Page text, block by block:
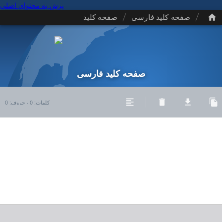
پرش به محتوای اصلی
/ صفحه کلید فارسی / صفحه کلید
صفحه کلید فارسی
کلمات:
0
· حروف:
0